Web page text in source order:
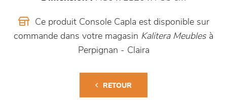
Ce produit Console Capla est disponible sur
commande dans votre magasin Kalitera Meubles à
Perpignan - Claira
RETOUR